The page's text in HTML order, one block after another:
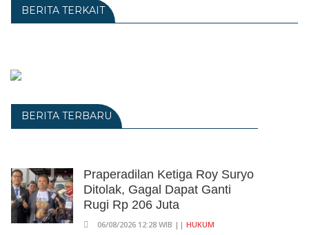
BERITA TERKAIT
BERITA TERBARU
Praperadilan Ketiga Roy Suryo
Ditolak, Gagal Dapat Ganti
Rugi Rp 206 Juta
06/08/2026 12:28 WIB || HUKUM